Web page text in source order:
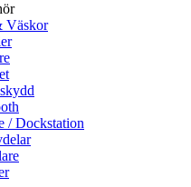
Väskor
/ Dockstation